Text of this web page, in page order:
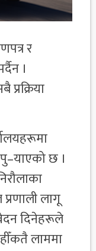
र
।
छ ।
लागू
दिनेहरूले
लाममा